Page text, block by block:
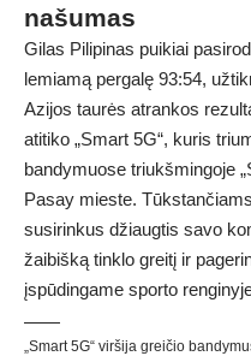
našumas
Gilas Pilipinas puikiai
lemiamą pergalę 93:54,
Azijos taurės atrankos
atitiko „Smart 5G“, kuris
bandymuose triukšmingoje
Pasay mieste.
susirinkus džiaugtis savo
žaibišką tinklo greitį ir
įspūdingame sporto
„Smart 5G“ viršija greičio